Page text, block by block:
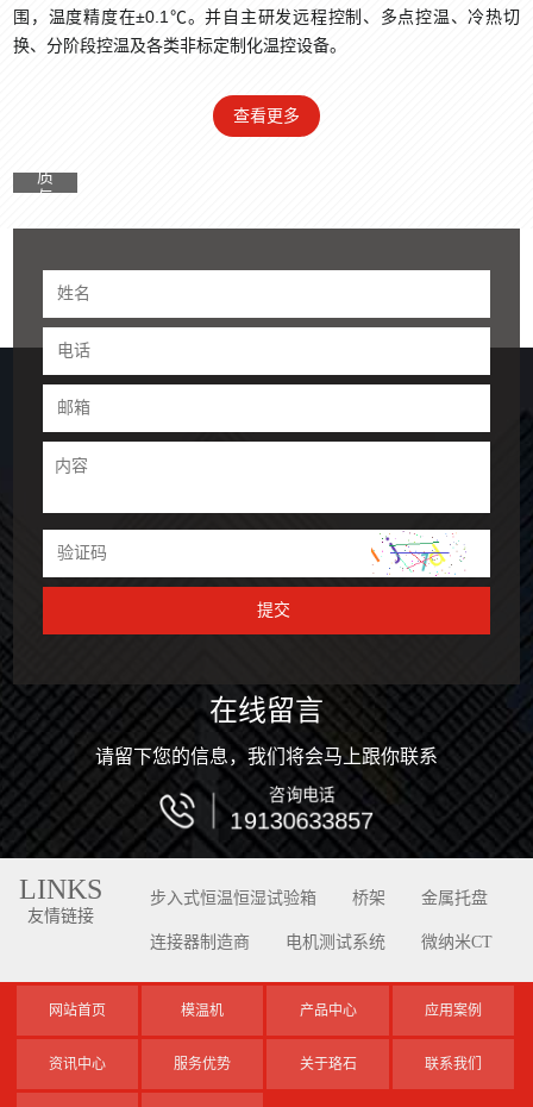
体实际温度；传感器长期高温工作会逐步漂移，不能一次校准永久使用。同时要
定期清理测温套管积料，防止物料碳化包裹探头，造成后期精度失效。 熔体泵
挤压造粒稳定生产。珞石机械针对挤压造粒熔体泵、换网器、模头温控系统，可
提供整套设备调试、校准配套技术支持。
围，温度精度在±0.1℃。并自主研发远程控制、多点控温、冷热切
换、分阶段控温及各类非标定制化温控设备。
查看更多
质
与
在线留言
请留下您的信息，我们将会马上跟你联系
咨询电话
19130633857
LINKS
友情链接
步入式恒温恒湿试验箱 桥架 金属托盘
连接器制造商 电机测试系统 微纳米CT
网站首页 模温机 产品中心 应用案例
资讯中心 服务优势 关于珞石 联系我们